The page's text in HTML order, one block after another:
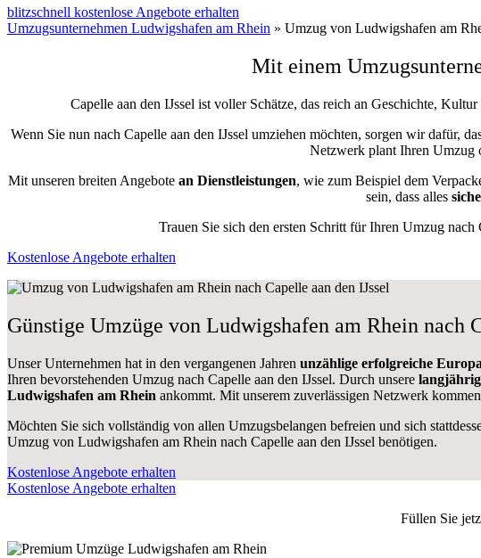
blitzschnell kostenlose Angebote erhalten
Umzugsunternehmen Ludwigshafen am Rhein » Umzug von Ludwigshafen am
Mit einem
Capelle aan den IJssel ist voller Schätze, das reich an Geschichte,
Wenn Sie nun nach Capelle aan den IJssel umziehen möchten, sorgen wir dafür,
Netzwerk plant Ihren Umzug
Mit unseren breiten Angebotean Dienstleistungen, wie zum Beispiel dem
sein, dass alles
Trauen Sie sich den ersten Schritt für Ihren Umzug nach
Kostenlose Angebote erhalten
Günstige Umzüge von Ludwigshafen am Rhein nach
Unser Unternehmen hat in den vergangenen Jahren unzählige erfolgreiche
Ihren bevorstehenden Umzug nach Capelle aan den IJssel. Durch unsere
Ludwigshafen am Rhein ankommt. Mit unserem zuverlässigen Netzwerk
Möchten Sie sich vollständig von allen Umzugsbelangen befreien und sich
Umzug von Ludwigshafen am Rhein nach Capelle aan den IJssel benötigen.
Kostenlose Angebote erhalten
Kostenlose Angebote erhalten
Füllen Sie